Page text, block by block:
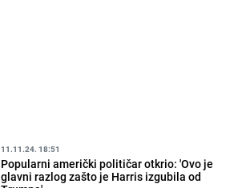
11.11.24. 18:51
Popularni američki političar otkrio: 'Ovo je
glavni razlog zašto je Harris izgubila od